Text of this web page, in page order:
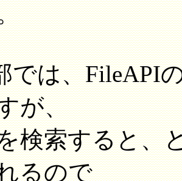
では、FileAPI
が、
検索すると、
るので